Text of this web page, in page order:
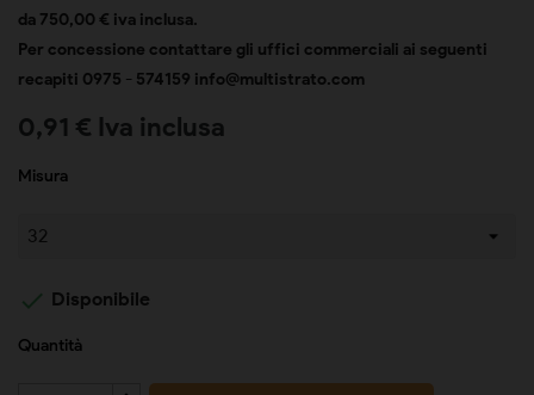
da 750,00 € iva inclusa.
Per concessione contattare gli uffici commerciali ai seguenti
recapiti 0975 - 574159 info@multistrato.com
0,91 € Iva inclusa
Misura
 Disponibile
Quantità